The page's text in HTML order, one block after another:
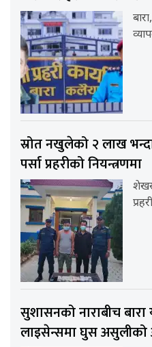
स्रोत नखुलेको २ लाख
पर्सा प्रहरीको नियन्त्रणमा
सुशासनको नाराबीच बारा
लाइसेन्समा घुस असुलीको